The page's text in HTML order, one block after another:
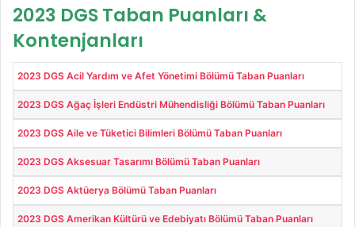
2023 DGS Taban Puanları &
Kontenjanları
2023 DGS Acil Yardım ve Afet Yönetimi Bölümü Taban Puanları
2023 DGS Ağaç İşleri Endüstri Mühendisliği Bölümü Taban Puanları
2023 DGS Aile ve Tüketici Bilimleri Bölümü Taban Puanları
2023 DGS Aksesuar Tasarımı Bölümü Taban Puanları
2023 DGS Aktüerya Bölümü Taban Puanları
2023 DGS Amerikan Kültürü ve Edebiyatı Bölümü Taban Puanları